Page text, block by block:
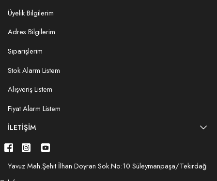
Üyelik Bilgilerim
Adres Bilgilerim
Siparişlerim
Stok Alarm Listem
Alışveriş Listem
Fiyat Alarm Listem
İLETIŞIM
Yavuz Mah.Şehit İlhan Doyran Sok.No:10 Süleymanpaşa/Tekirdağ